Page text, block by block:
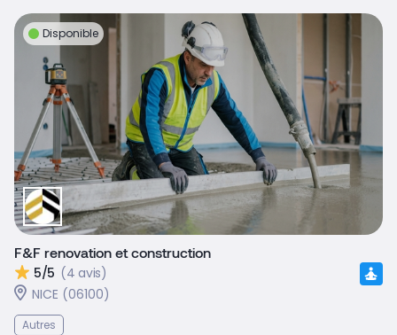
Disponible
F&F renovation et construction
5/5 (4 avis)
NICE (06100)
Autres